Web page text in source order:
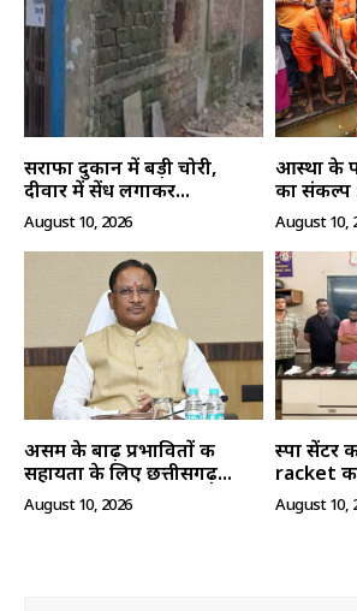
सराफा दुकान में बड़ी चोरी,
दीवार में सेंध लगाकर...
August 10, 2026
आस्था के
का संकल्प
August 10,
असम के बाढ़ प्रभावितों की
सहायता के लिए छत्तीसगढ़...
August 10, 2026
स्पा सेंटर
racket
August 10,